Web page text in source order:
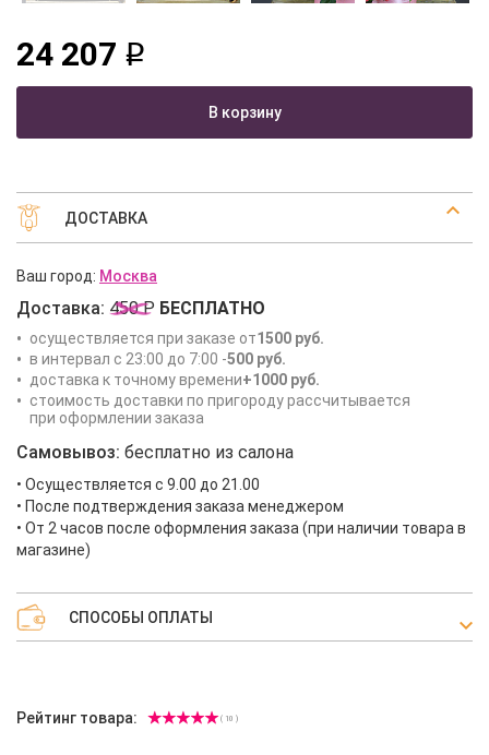
24 207 q
В корзину
ДОСТАВКА
Ваш город: Москва
Доставка: 450 Р БЕСПЛАТНО
осуществляется при заказе от1500 руб.
в интервал с 23:00 до 7:00 -500 руб.
доставка к точному времени+1000 руб.
стоимость доставки по пригороду рассчитывается
при оформлении заказа
Самовывоз: бесплатно из салона
• Осуществляется с 9.00 до 21.00
• После подтверждения заказа менеджером
• От 2 часов после оформления заказа (при наличии товара в
магазине)
СПОСОБЫ ОПЛАТЫ
Рейтинг товара: ( 10 )